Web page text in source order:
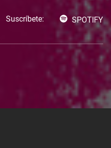
Suscríbete: SPOTIFY